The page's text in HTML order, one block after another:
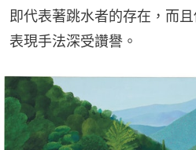
即代表著跳水者的存在，而
表現手法深受讚譽。